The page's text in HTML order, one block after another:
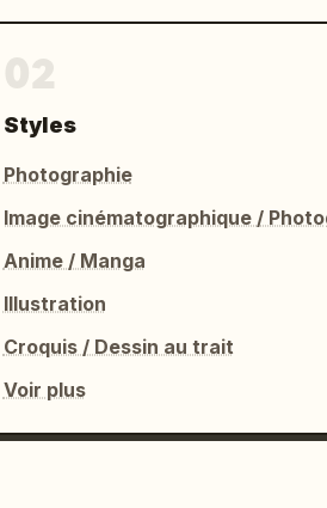
Styles
Photographie
Anime / Manga
Illustration
Croquis / Dessin au trait
Voir plus